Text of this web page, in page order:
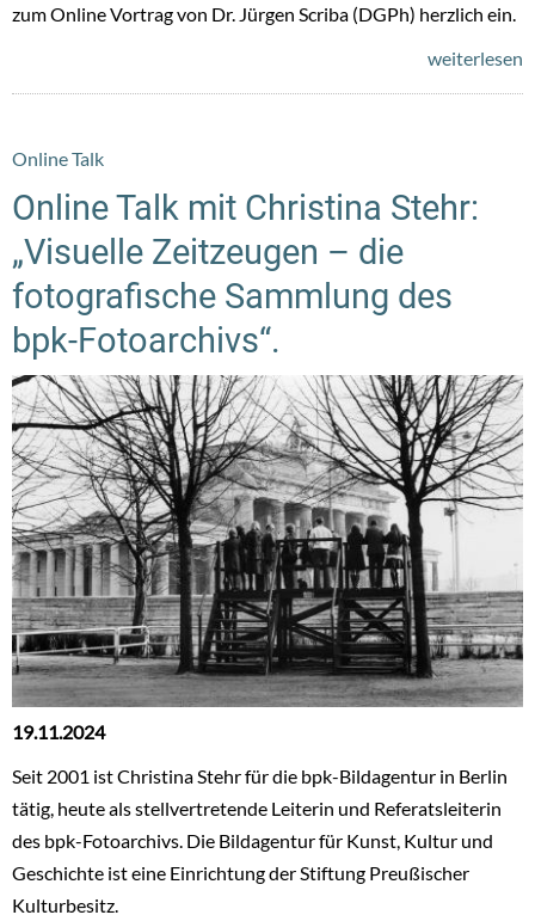
zum Online Vortrag von Dr. Jürgen Scriba (DGPh) herzlich ein.
weiterlesen
Online Talk
Online Talk mit Christina Stehr:
„Visuelle Zeitzeugen – die
fotografische Sammlung des
bpk-Fotoarchivs“.
19.11.2024
Seit 2001 ist Christina Stehr für die bpk-Bildagentur in Berlin
tätig, heute als stellvertretende Leiterin und Referatsleiterin
des bpk-Fotoarchivs. Die Bildagentur für Kunst, Kultur und
Geschichte ist eine Einrichtung der Stiftung Preußischer
Kulturbesitz.